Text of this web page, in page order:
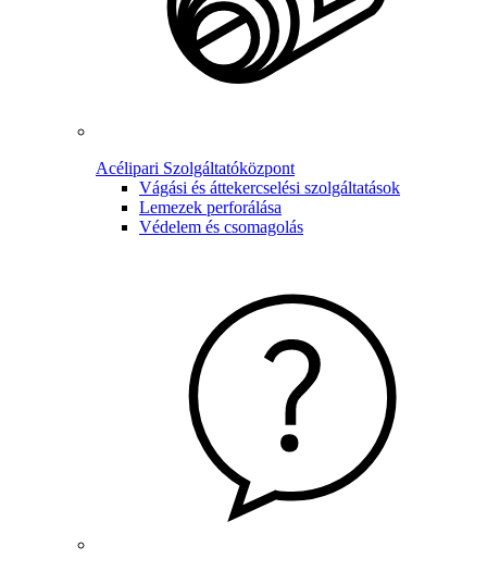
Acélipari Szolgáltatóközpont
Vágási és áttekercselési szolgáltatások
Lemezek perforálása
Védelem és csomagolás